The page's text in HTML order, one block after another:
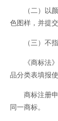
（二）以颜
色图样，并提
（三）不指
《商标法》
品分类表填报
商标注册申
同一商标。